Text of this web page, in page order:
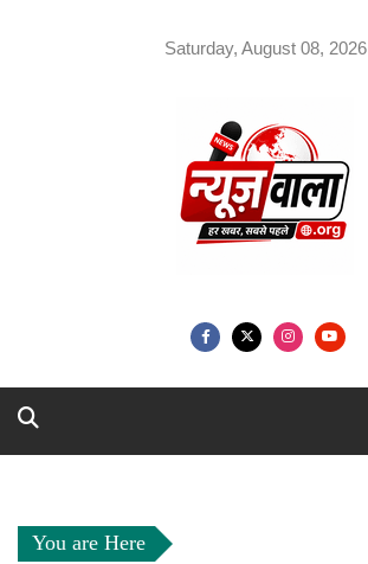
Saturday, August 08, 2026
You are Here